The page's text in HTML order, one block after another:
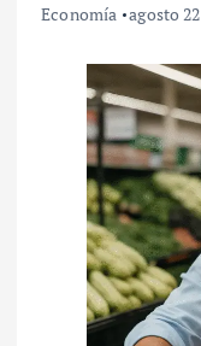
Economía agosto